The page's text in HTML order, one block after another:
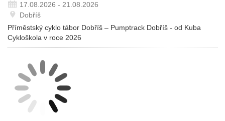
17.08.2026 - 21.08.2026
Dobříš
Příměstský cyklo tábor Dobříš – Pumptrack Dobříš - od Kuba
Cykloškola v roce 2026